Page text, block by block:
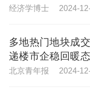
经济学博士 2024-
多地热门地块成
递楼市企稳回暖
北京青年报 2024-